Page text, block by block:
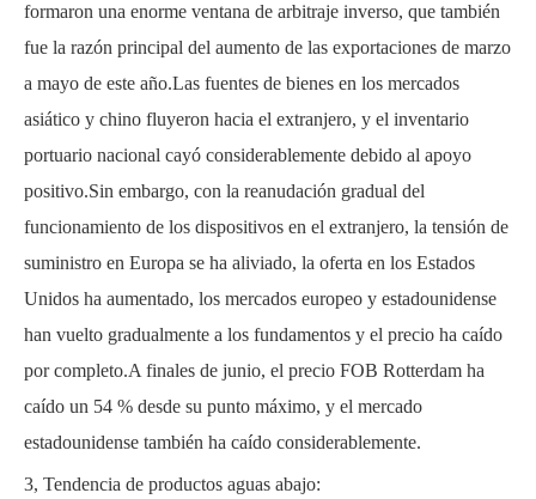
formaron una enorme ventana de arbitraje inverso, que también
fue la razón principal del aumento de las exportaciones de marzo
a mayo de este año.Las fuentes de bienes en los mercados
asiático y chino fluyeron hacia el extranjero, y el inventario
portuario nacional cayó considerablemente debido al apoyo
positivo.Sin embargo, con la reanudación gradual del
funcionamiento de los dispositivos en el extranjero, la tensión de
suministro en Europa se ha aliviado, la oferta en los Estados
Unidos ha aumentado, los mercados europeo y estadounidense
han vuelto gradualmente a los fundamentos y el precio ha caído
por completo.A finales de junio, el precio FOB Rotterdam ha
caído un 54 % desde su punto máximo, y el mercado
estadounidense también ha caído considerablemente.
3, Tendencia de productos aguas abajo: